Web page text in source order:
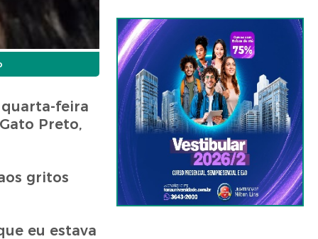
feira
Preto,
gritos
eu estava